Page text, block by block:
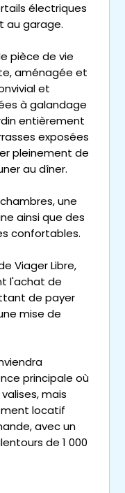
électriques
au garage.
pièce de vie
aménagée et
et
à galandage
entièrement
exposées
pleinement de
au dîner.
une
ainsi que des
confortables.
Viager Libre,
l'achat de
de payer
mise de
principale où
mais
locatif
avec un
de 1 000